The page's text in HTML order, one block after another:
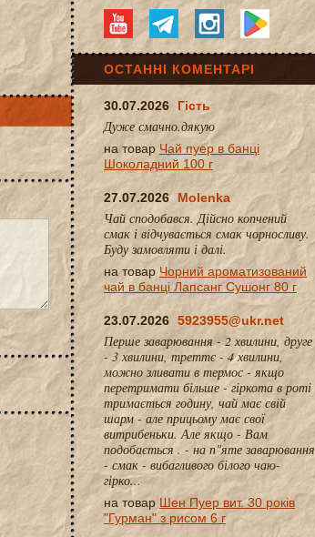
ОСТАННІ КОМЕНТАРІ
30.07.2026 Гість
Дуже смачно.дякую
на товар Чай пуер в банці
Шоколадний 100 г
27.07.2026 Molenka
Чай сподобався. Дійсно копчений
смак і відчувається смак чорносливу.
Буду замовляти і далі.
на товар Чорний ароматизований
чай в банці Лапсанг Сушонг 80 г
23.07.2026 5923955@ukr.net
Перше заварювання - 2 хвилини, друге
- 3 хвилини, треттє - 4 хвилини,
можно зливати в термос - якщо
перетримати більше - гіркота в роті
тримається годину, чай має свій
шарм - але прицьому має свої
витрибеньки. Але якщо - Вам
подобається . - на п"яте заварювання
- смак - вибагливого білого чаю-
гірко...
на товар Шен Пуер вит. 30 років
"Гурман" з рисом 6 г